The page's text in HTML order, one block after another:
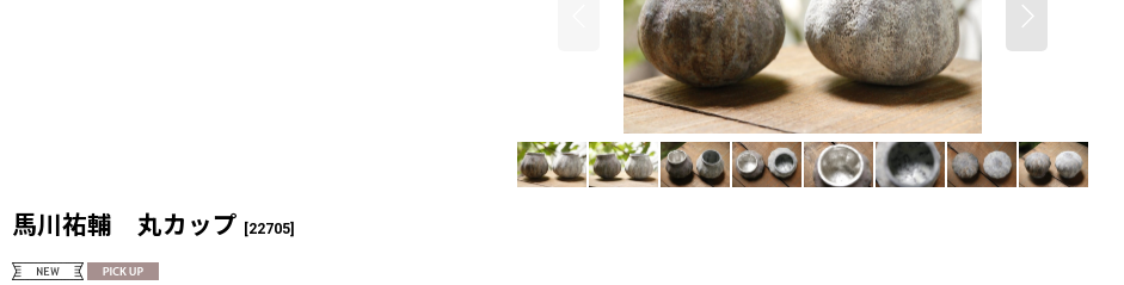
馬川祐輔 丸カップ [22705]